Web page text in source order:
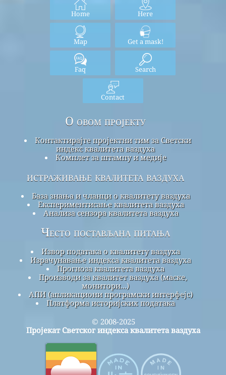
Home Here
Map Get a mask!
Faq Search
Contact
О овом пројекту
Контактирајте пројектни тим за Светски
индекс квалитета ваздуха
Комплет за штампу и медије
истраживање квалитета ваздуха
База знања и чланци о квалитету ваздуха
Експериментисање квалитета ваздуха
Анализа сензора квалитета ваздуха
Често постављана питања
Извор података о квалитету ваздуха
Израчунавање индекса квалитета ваздуха
Прогноза квалитета ваздуха
Производи за квалитет ваздуха (маске,
монитори...)
АПИ (апликациони програмски интерфејс)
Платформа историјских података
© 2008-2025
Пројекат Светског индекса квалитета ваздуха